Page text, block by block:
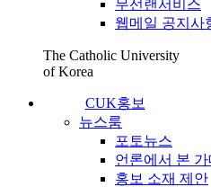
무선랜서비스
웹메일 공지사
The Catholic University
of Korea
CUK홍보
뉴스룸
포토뉴스
언론에서 본 가
홍보 소재 제안